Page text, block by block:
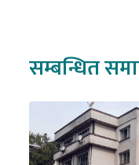
सम्बन्धित